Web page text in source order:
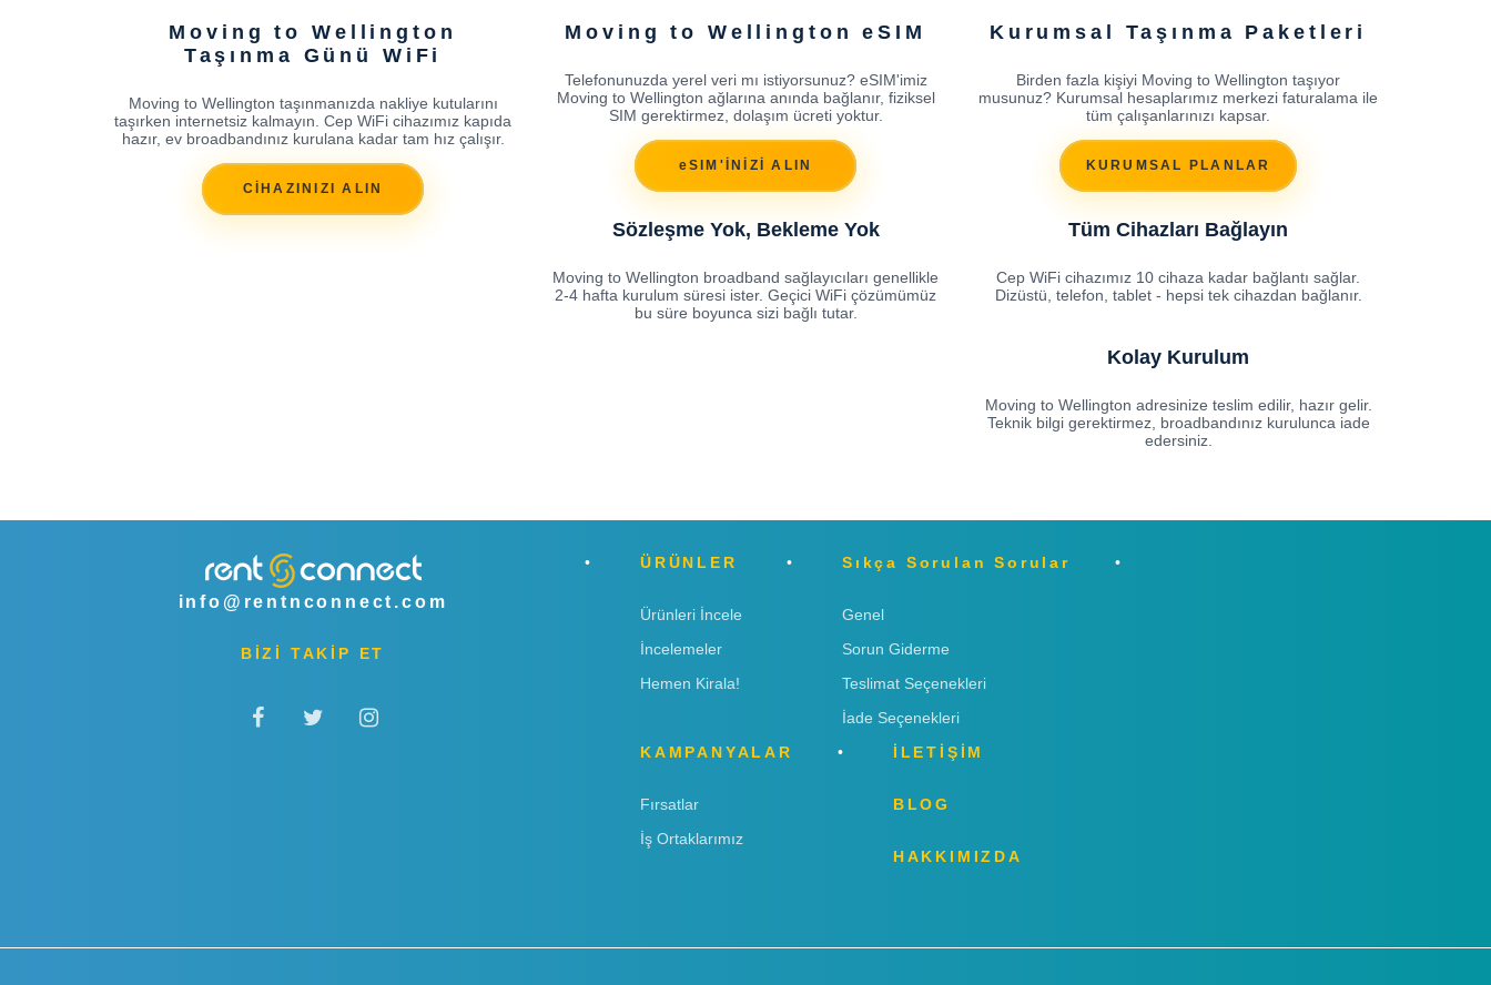
Moving to Wellington
Taşınma Günü WiFi
Moving to Wellington taşınmanızda nakliye kutularını
taşırken internetsiz kalmayın. Cep WiFi cihazımız kapıda
hazır, ev broadbandınız kurulana kadar tam hız çalışır.
CİHAZINIZI ALIN
Moving to Wellington eSIM
Telefonunuzda yerel veri mı istiyorsunuz? eSIM'imiz
Moving to Wellington ağlarına anında bağlanır, fiziksel
SIM gerektirmez, dolaşım ücreti yoktur.
eSIM'İNİZİ ALIN
Kurumsal Taşınma Paketleri
Birden fazla kişiyi Moving to Wellington taşıyor
musunuz? Kurumsal hesaplarımız merkezi faturalama ile
tüm çalışanlarınızı kapsar.
KURUMSAL PLANLAR
Sözleşme Yok, Bekleme Yok
Moving to Wellington broadband sağlayıcıları genellikle
2-4 hafta kurulum süresi ister. Geçici WiFi çözümümüz
bu süre boyunca sizi bağlı tutar.
Tüm Cihazları Bağlayın
Cep WiFi cihazımız 10 cihaza kadar bağlantı sağlar.
Dizüstü, telefon, tablet - hepsi tek cihazdan bağlanır.
Kolay Kurulum
Moving to Wellington adresinize teslim edilir, hazır gelir.
Teknik bilgi gerektirmez, broadbandınız kurulunca iade
edersiniz.
info@rentnconnect.com
BİZİ TAKİP ET
ÜRÜNLER
Ürünleri İncele
İncelemeler
Hemen Kirala!
Sıkça Sorulan Sorular
Genel
Sorun Giderme
Teslimat Seçenekleri
İade Seçenekleri
KAMPANYALAR
Fırsatlar
İş Ortaklarımız
İLETİŞİM
BLOG
HAKKIMIZDA